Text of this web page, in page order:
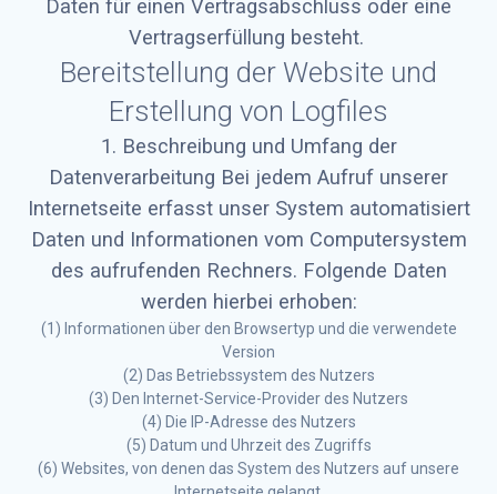
Daten für einen Vertragsabschluss oder eine
Vertragserfüllung besteht.
Bereitstellung der Website und
Erstellung von Logfiles
1. Beschreibung und Umfang der
Datenverarbeitung Bei jedem Aufruf unserer
Internetseite erfasst unser System automatisiert
Daten und Informationen vom Computersystem
des aufrufenden Rechners. Folgende Daten
werden hierbei erhoben:
(1) Informationen über den Browsertyp und die verwendete
Version
(2) Das Betriebssystem des Nutzers
(3) Den Internet-Service-Provider des Nutzers
(4) Die IP-Adresse des Nutzers
(5) Datum und Uhrzeit des Zugriffs
(6) Websites, von denen das System des Nutzers auf unsere